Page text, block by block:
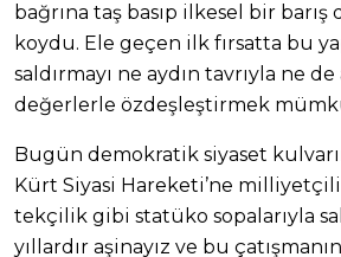
bağrına taş basıp ilkesel bir
koydu. Ele geçen ilk fırsatta bu
saldırmayı ne aydın tavrıyla ne
değerlerle özdeşleştirmek
Bugün demokratik siyaset
Kürt Siyasi Hareketi’ne
tekçilik gibi statüko sopalarıyla
yıllardır aşinayız ve bu